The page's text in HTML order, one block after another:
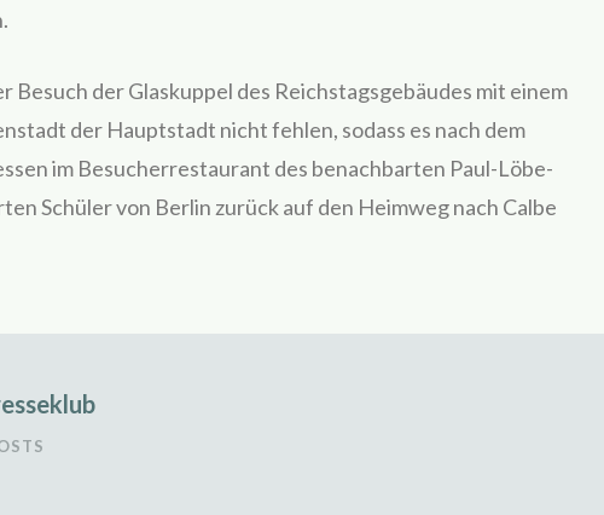
Besuch der Glaskuppel des Reichstagsgebäudes mit einem
der Hauptstadt nicht fehlen, sodass es nach dem
im Besucherrestaurant des benachbarten Paul-Löbe-
Schüler von Berlin zurück auf den Heimweg nach Calbe